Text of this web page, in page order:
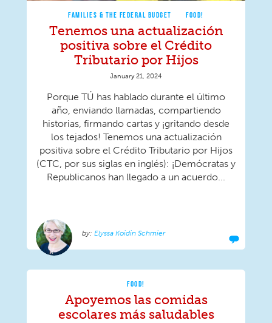
FAMILIES & THE FEDERAL BUDGET FOOD!
Tenemos una actualización
positiva sobre el Crédito
Tributario por Hijos
January 21, 2024
Porque TÚ has hablado durante el último
año, enviando llamadas, compartiendo
historias, firmando cartas y ¡gritando desde
los tejados! Tenemos una actualización
positiva sobre el Crédito Tributario por Hijos
(CTC, por sus siglas en inglés): ¡Demócratas y
Republicanos han llegado a un acuerdo...
Elyssa Koidin Schmier
FOOD!
Apoyemos las comidas
escolares más saludables